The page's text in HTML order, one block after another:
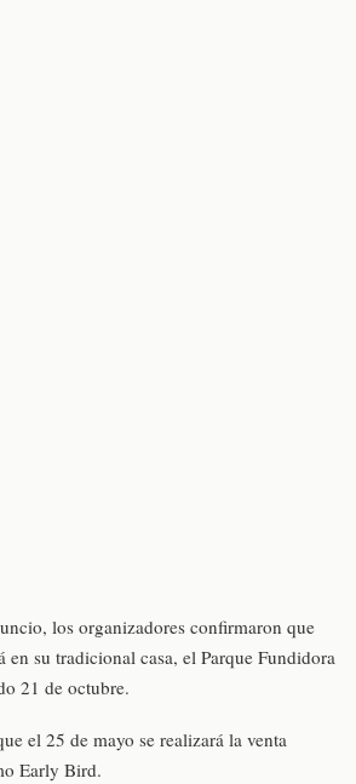
los organizadores confirmaron que
en su tradicional casa, el Parque Fundidora
21 de octubre.
el 25 de mayo se realizará la venta
Early Bird.